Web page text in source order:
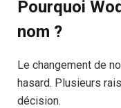
Pourquoi
nom ?
Le changement de
hasard. Plusieurs
décision.